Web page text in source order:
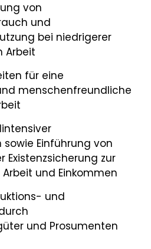
von
und
bei niedrigerer
Arbeit
für eine
menschenfreundliche
Einführung von
Existenzsicherung zur
und Einkommen
und
und Prosumenten